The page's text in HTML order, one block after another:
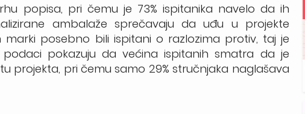
popisa, pri čemu je 73% ispitanika navelo da ih
ambalaže sprečavaju da uđu u projekte
posebno bili ispitani o razlozima protiv, taj je
pokazuju da većina ispitanih smatra da je
projekta, pri čemu samo 29% stručnjaka naglašava